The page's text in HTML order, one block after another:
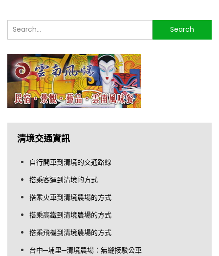
搜
尋...
Search
清境交通資訊
自行開車到清境的交通路線
搭乘客運到清境的方式
搭乘火車到清境農場的方式
搭乘高鐵到清境農場的方式
搭乘飛機到清境農場的方式
台中─埔里─清境農場：無縫接駁公車